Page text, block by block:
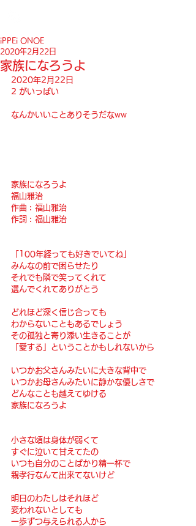
家族になろうよ
iPPEi ONOE
2020年2月22日
2020年2月22日
2 がいっぱい
なんかいいことありそうだなww
家族になろうよ
福山雅治
作曲︰福山雅治
作詞︰福山雅治
「100年経っても好きでいてね」
みんなの前で困らせたり
それでも隣で笑ってくれて
選んでくれてありがとう
どれほど深く信じ合っても
わからないこともあるでしょう
その孤独と寄り添い生きることが
「愛する」ということかもしれないから
いつかお父さんみたいに大きな背中で
いつかお母さんみたいに静かな優しさで
どんなことも越えてゆける
家族になろうよ
小さな頃は身体が弱くて
すぐに泣いて甘えてたの
いつも自分のことばかり精一杯で
親孝行なんて出来てないけど
明日のわたしはそれほど
変われないとしても
一歩ずつ与えられる人から